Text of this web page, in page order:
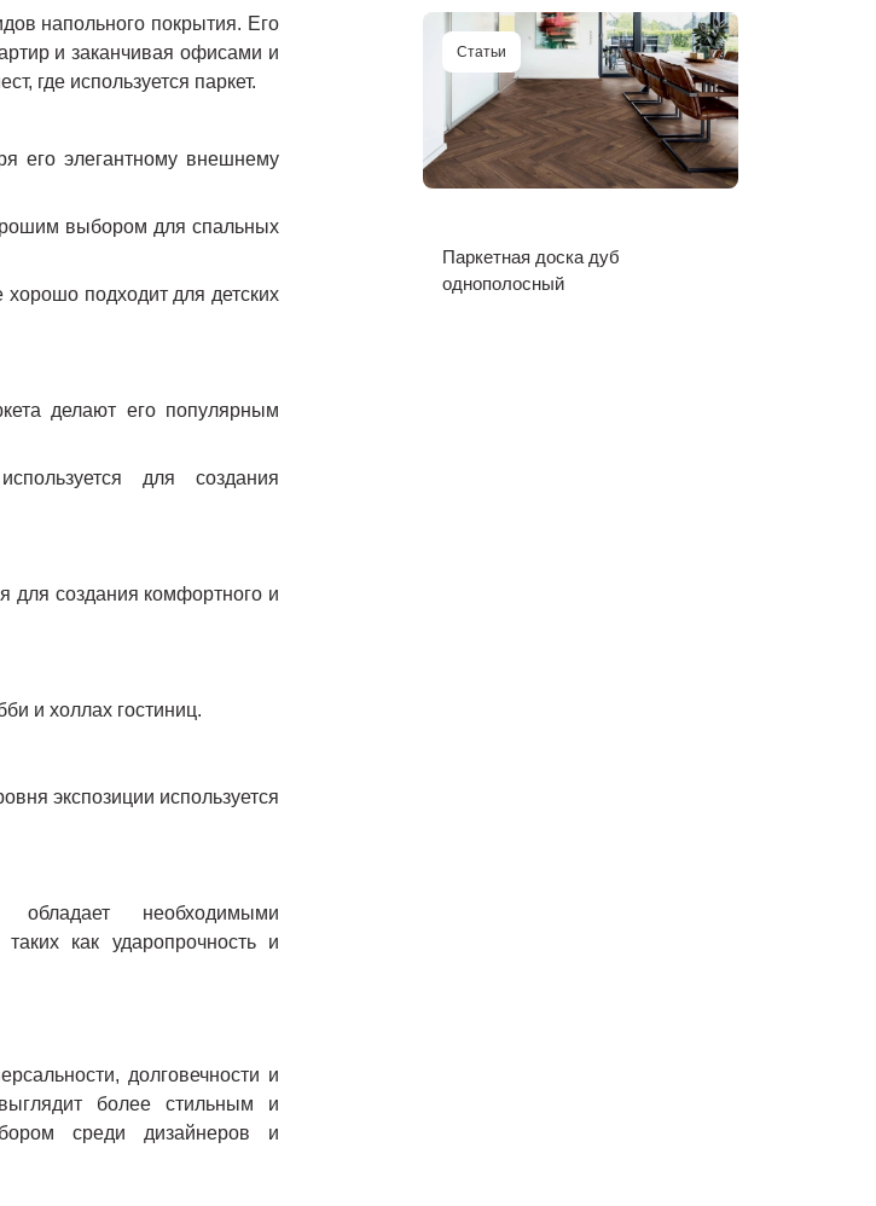
напольного покрытия. Его
и заканчивая офисами и
где используется паркет.
его элегантному внешнему
выбором для спальных
хорошо подходит для детских
делают его популярным
для создания
для создания комфортного и
и холлах гостиниц.
экспозиции используется
обладает необходимыми
как ударопрочность и
долговечности и
более стильным и
среди дизайнеров и
Статьи
Паркетная доска дуб
однополосный